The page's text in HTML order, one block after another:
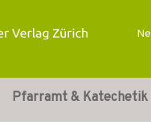
Pfarramt & Katechetik